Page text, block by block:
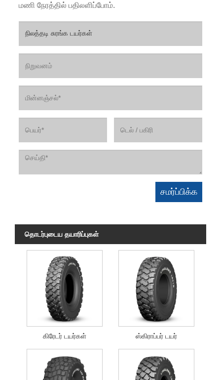
மணி நேரத்தில் பதிலளிப்போம்.
தொடர்புடைய தயாரிப்புகள்
கிரேடர் டயர்கள் ஸ்கிராப்பர் டயர்